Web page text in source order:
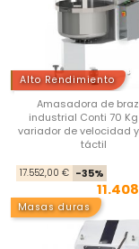
Alto Rendimiento
Amasadora de
industrial Conti 70
variador de velocidad
táctil
17.552,00 € -35%
Masas duras